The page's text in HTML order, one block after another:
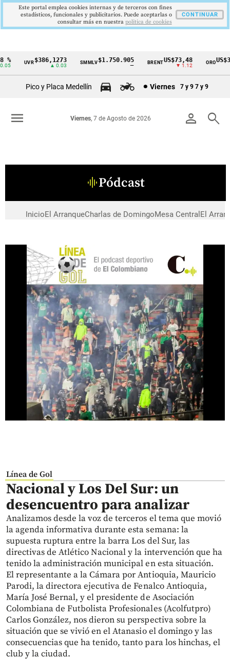
Cintillo
Colombia
UVR$386,1273
▲ 0.03
SMMLV $1.750.905 BRENTUS$73,48
▼ 1.12
ORO
Pico y Placa Medellín Viernes 7 y 9 7 y 9
person search
Viernes, 7 de Agosto de 2026
menu
graphic_eqPódcast
InicioEl ArranqueCharlas de DomingoMesa Central El
Línea de Gol
Nacional y Los Del Sur: un
desencuentro para analizar
Analizamos desde la voz de terceros el tema que movió
la agenda informativa durante esta semana: la
supuesta ruptura entre la barra Los del Sur, las
directivas de Atlético Nacional y la intervención que ha
tenido la administración municipal en esta situación.
El representante a la Cámara por Antioquia, Mauricio
Parodi, la directora ejecutiva de Fenalco Antioquia,
María José Bernal, y el presidente de Asociación
Colombiana de Futbolista Profesionales (Acolfutpro)
Carlos González, nos dieron su perspectiva sobre la
situación que se vivió en el Atanasio el domingo y las
consecuencias que ha tenido, tanto para los hinchas, el
club y la ciudad.
Este portal emplea cookies internas y de terceros con fines
estadísticos, funcionales y publicitarios. Puede aceptarlas o
consultar más en nuestra politica de cookies
CONTINUAR